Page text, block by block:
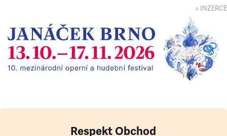
↓ INZERCE
Respekt Obchod